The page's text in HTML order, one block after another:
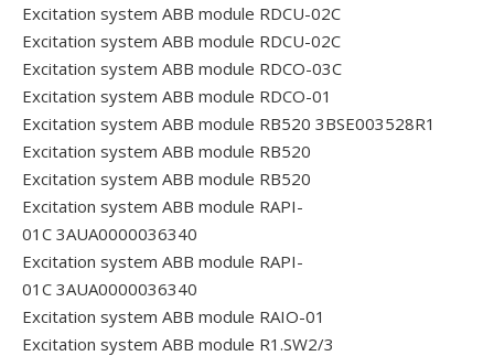
Excitation system ABB module RDCU-02C
Excitation system ABB module RDCU-02C
Excitation system ABB module RDCO-03C
Excitation system ABB module RDCO-01
Excitation system ABB module RB520 3BSE003528R1
Excitation system ABB module RB520
Excitation system ABB module RB520
Excitation system ABB module RAPI-
01C 3AUA0000036340
Excitation system ABB module RAPI-
01C 3AUA0000036340
Excitation system ABB module RAIO-01
Excitation system ABB module R1.SW2/3